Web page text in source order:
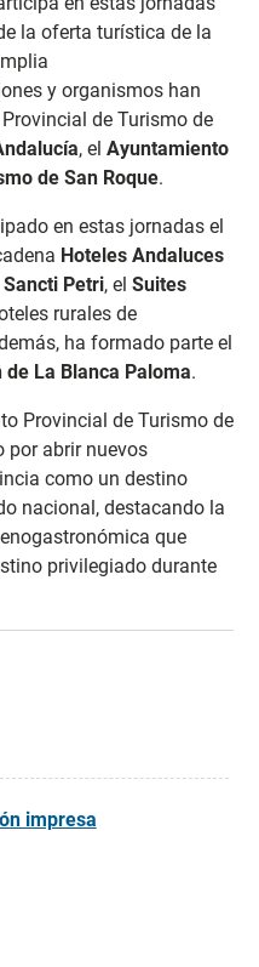
la oferta turística de la
y organismos han
de Turismo de
, el Ayuntamiento
de San Roque.
en estas jornadas el
Hoteles Andaluces
Petri, el Suites
rurales de
ha formado parte el
La Blanca Paloma.
Provincial de Turismo de
por abrir nuevos
como un destino
nacional, destacando la
que
privilegiado durante
impresa